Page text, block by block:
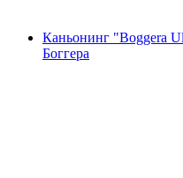
Каньонинг "Boggera
Боггера